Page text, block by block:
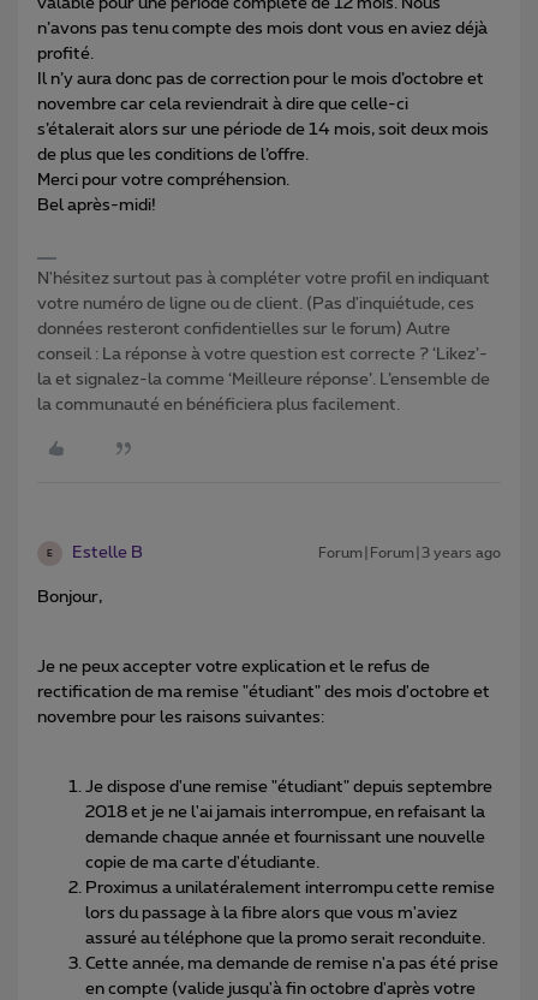
valable pour une période complète de 12 mois. Nous
n’avons pas tenu compte des mois dont vous en aviez déjà
profité.
Il n’y aura donc pas de correction pour le mois d’octobre et
novembre car cela reviendrait à dire que celle-ci
s’étalerait alors sur une période de 14 mois, soit deux mois
de plus que les conditions de l’offre.
Merci pour votre compréhension.
Bel après-midi!
N'hésitez surtout pas à compléter votre profil en indiquant
votre numéro de ligne ou de client. (Pas d'inquiétude, ces
données resteront confidentielles sur le forum) Autre
conseil : La réponse à votre question est correcte ? ‘Likez’-
la et signalez-la comme ‘Meilleure réponse’. L’ensemble de
la communauté en bénéficiera plus facilement.
E Estelle B Forum|Forum|3 years ago
Bonjour,
Je ne peux accepter votre explication et le refus de
rectification de ma remise "étudiant" des mois d'octobre et
novembre pour les raisons suivantes:
Je dispose d'une remise "étudiant" depuis septembre
2018 et je ne l'ai jamais interrompue, en refaisant la
demande chaque année et fournissant une nouvelle
copie de ma carte d'étudiante.
Proximus a unilatéralement interrompu cette remise
lors du passage à la fibre alors que vous m'aviez
assuré au téléphone que la promo serait reconduite.
Cette année, ma demande de remise n'a pas été prise
en compte (valide jusqu'à fin octobre d'après votre